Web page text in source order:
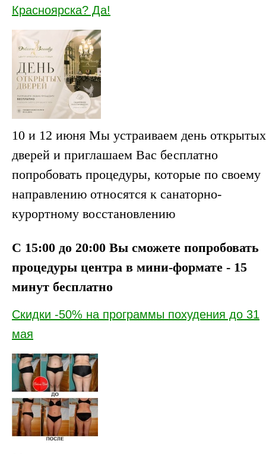
Красноярска? Да!
10 и 12 июня Мы устраиваем день открытых
дверей и приглашаем Вас бесплатно
попробовать процедуры, которые по своему
направлению относятся к санаторно-
курортному восстановлению
С 15:00 до 20:00 Вы сможете попробовать
процедуры центра в мини-формате - 15
минут бесплатно
Скидки -50% на программы похудения до 31
мая